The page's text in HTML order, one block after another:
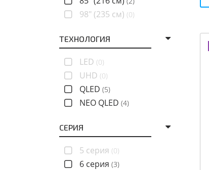
98" (235 см) (0)
ТЕХНОЛОГИЯ
LED (0)
UHD (0)
QLED (5)
NEO QLED (4)
СЕРИЯ
5 серия (0)
6 серия (3)